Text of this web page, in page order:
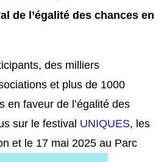
de l’égalité des chances en
des milliers
et plus de 1000
en faveur de l’égalité des
sur le festival UNIQUES, les
et le 17 mai 2025 au Parc